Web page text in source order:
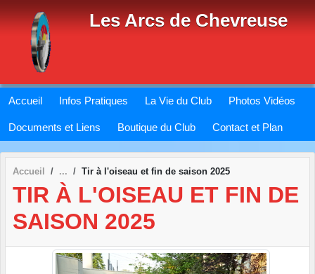
Les Arcs de Chevreuse
Accueil Infos Pratiques La Vie du Club Photos Vidéos
Documents et Liens Boutique du Club Contact et Plan
Accueil Tir à l'oiseau et fin de saison 2025
TIR À L'OISEAU ET FIN DE
SAISON 2025